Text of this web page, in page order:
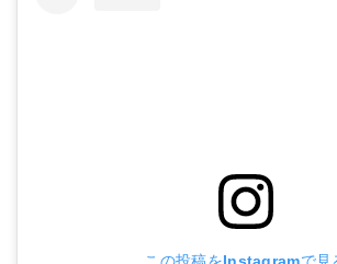
この投稿をInstagramで見